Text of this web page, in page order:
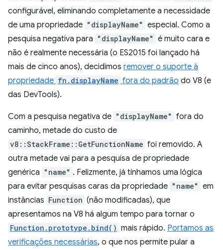
configurável, eliminando completamente a necessidade
de uma propriedade "displayName" especial. Como a
pesquisa negativa para "displayName" é muito cara e
não é realmente necessária (o ES2015 foi lançado há
mais de cinco anos), decidimos remover o suporte à
propriedade fn.displayName fora do padrão do V8 (e
das DevTools).
Com a pesquisa negativa de "displayName" fora do
caminho, metade do custo de
v8::StackFrame::GetFunctionName foi removido. A
outra metade vai para a pesquisa de propriedade
genérica "name" . Felizmente, já tínhamos uma lógica
para evitar pesquisas caras da propriedade "name" em
instâncias Function (não modificadas), que
apresentamos na V8 há algum tempo para tornar o
Function.prototype.bind() mais rápido. Portamos as
verificações necessárias, o que nos permite pular a